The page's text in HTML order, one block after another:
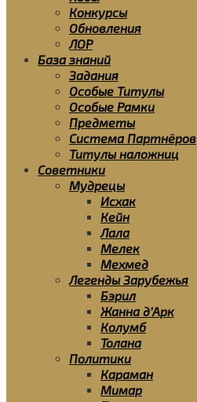
Конкурсы
Обновления
ЛОР
База знаний
Задания
Особые Титулы
Особые Рамки
Предметы
Система Партнёров
Титулы наложниц
Советники
Мудрецы
Исхак
Кейн
Лала
Мелек
Мехмед
Легенды Зарубежья
Бэрил
Жанна д’Арк
Колумб
Толана
Политики
Караман
Мимар